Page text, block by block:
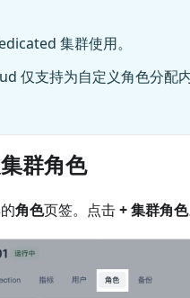
集群使用。
仅支持为自定义角色分配
群角色
角色页签。点击+ 集群角色